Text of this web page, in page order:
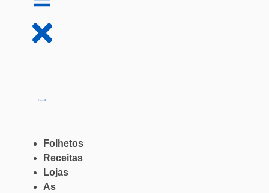
Folhetos
Receitas
Lojas
As